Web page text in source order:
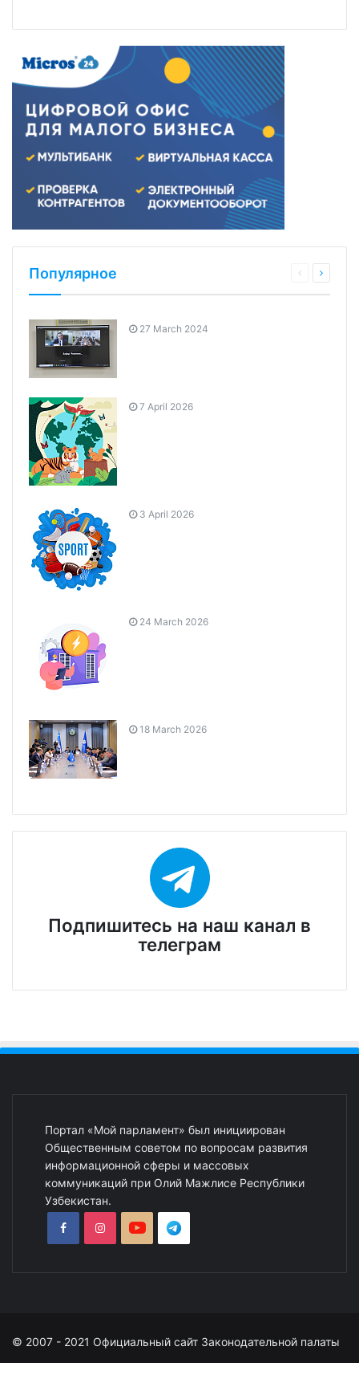
Популярное
27 March 2024
7 April 2026
3 April 2026
24 March 2026
18 March 2026
Подпишитесь на наш канал в
телеграм
Портал «Мой парламент» был инициирован
Общественным советом по вопросам развития
информационной сферы и массовых
коммуникаций при Олий Мажлисе Республики
Узбекистан.
© 2007 - 2021 Официальный сайт Законодательной палаты
Олий Мажлиса Республики Узбекистан